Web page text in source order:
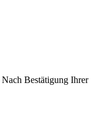
Nach Bestätigung Ihrer